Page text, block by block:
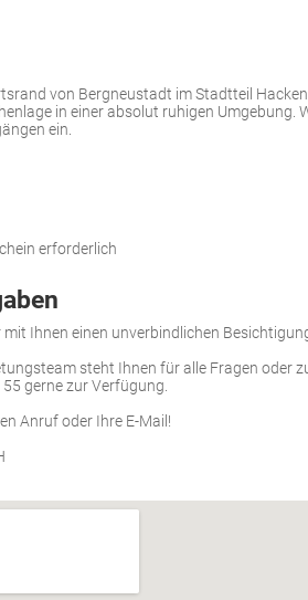
von Bergneustadt im Stadtteil
in einer absolut ruhigen Umgebung.
ein.
erforderlich
mit Ihnen einen unverbindlichen
steht Ihnen für alle Fragen oder
gerne zur Verfügung.
Anruf oder Ihre E-Mail!